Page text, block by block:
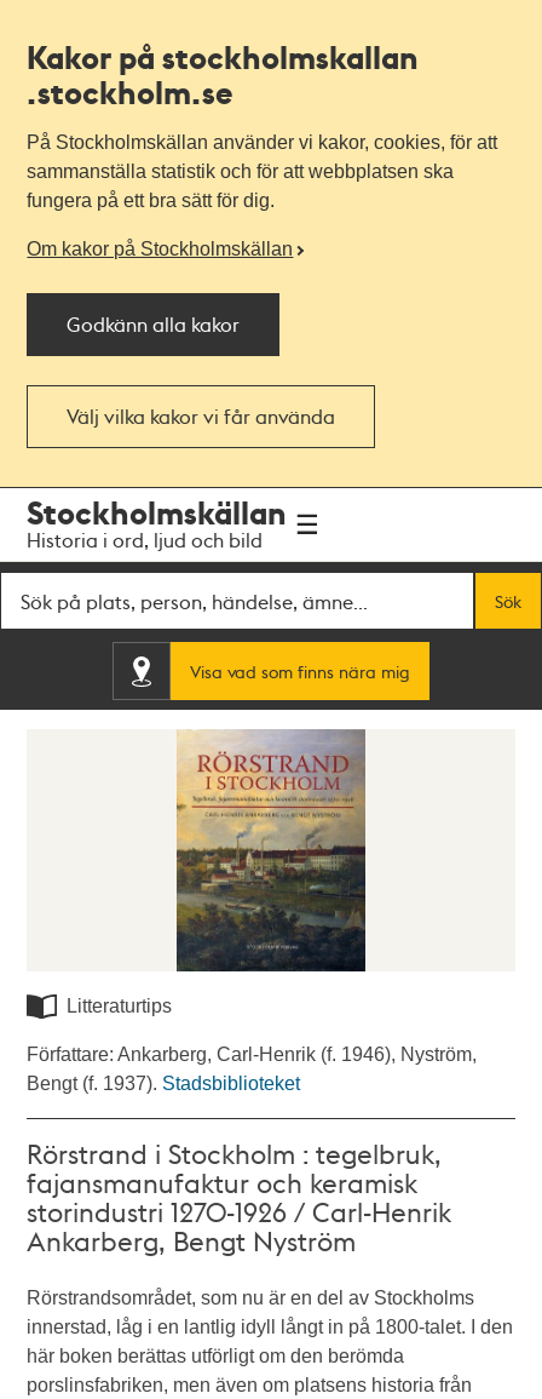
Kakor på stockholmskallan
.stockholm.se
På Stockholmskällan använder vi kakor, cookies, för att
sammanställa statistik och för att webbplatsen ska
fungera på ett bra sätt för dig.
Om kakor på Stockholmskällan
Godkänn alla kakor
Välj vilka kakor vi får använda
navigationen
huvudinnehållet
Stockholmskällan
Historia i ord, ljud och bild
Sök
Visa vad som finns nära mig
Litteraturtips
Författare: Ankarberg, Carl-Henrik (f. 1946), Nyström,
Bengt (f. 1937). Stadsbiblioteket
Rörstrand i Stockholm : tegelbruk,
fajansmanufaktur och keramisk
storindustri 1270-1926 / Carl-Henrik
Ankarberg, Bengt Nyström
Rörstrandsområdet, som nu är en del av Stockholms
innerstad, låg i en lantlig idyll långt in på 1800-talet. I den
här boken berättas utförligt om den berömda
porslinsfabriken, men även om platsens historia från